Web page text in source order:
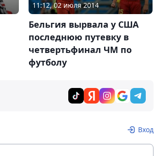
11:12, 02 июля 2014
Бельгия вырвала у США
последнюю путевку в
четвертьфинал ЧМ по
футболу
Вход